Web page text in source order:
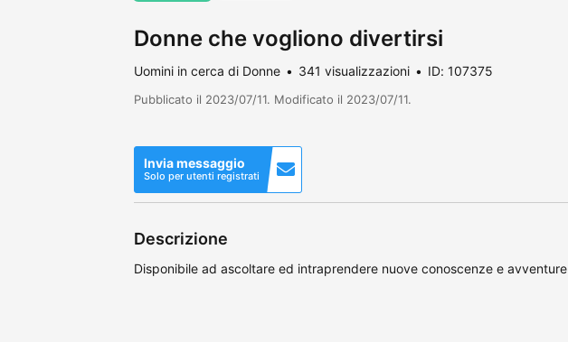
Donne che vogliono divertirsi
Uomini in cerca di Donne 341 visualizzazioni ID: 107375
Pubblicato il 2023/07/11. Modificato il 2023/07/11.
Invia messaggio
Solo per utenti registrati
Descrizione
Disponibile ad ascoltare ed intraprendere nuove conoscenze e avventure